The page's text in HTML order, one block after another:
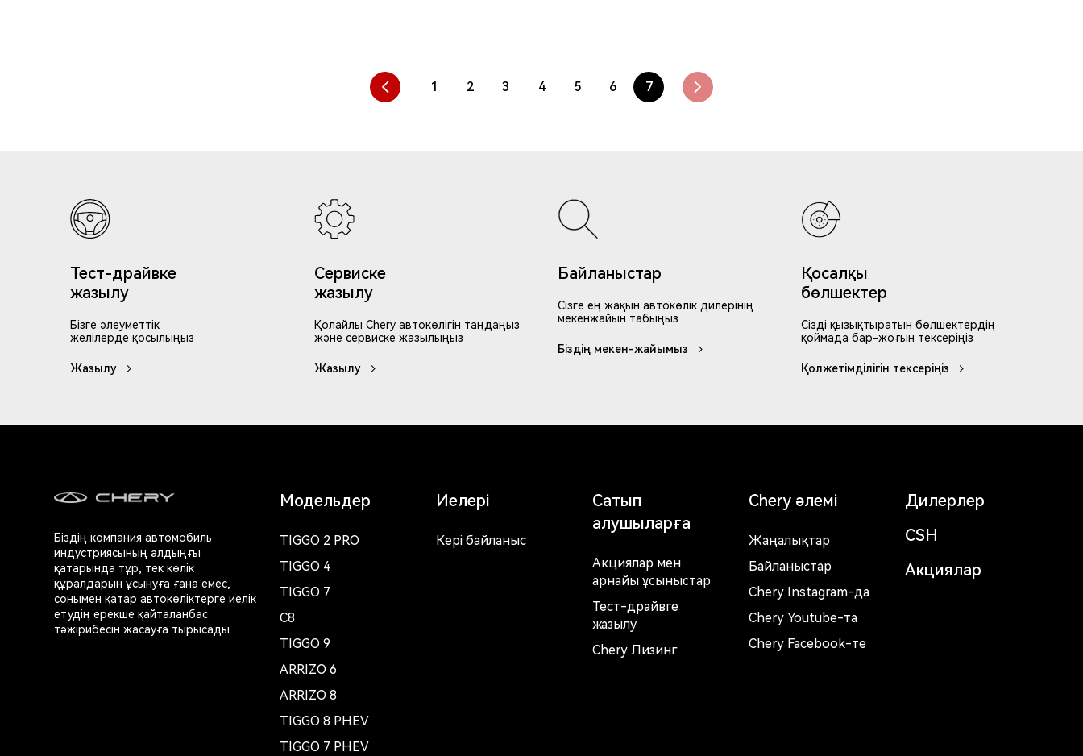
1 2 3 4 5 6 7
Тест-драйвке
жазылу
Бізге әлеуметтік
желілерде қосылыңыз
Жазылу
Сервиске
жазылу
Қолайлы Chery автокөлігін таңдаңыз
және сервиске жазылыңыз
Жазылу
Байланыстар
Сізге ең жақын автокөлік дилерінің
мекенжайын табыңыз
Біздің мекен-жайымыз
Қосалқы
бөлшектер
Сізді қызықтыратын бөлшектердің
қоймада бар-жоғын тексеріңіз
Қолжетімділігін тексеріңіз
Біздің компания автомобиль
индустриясының алдыңғы
қатарында тұр, тек көлік
құралдарын ұсынуға ғана емес,
сонымен қатар автокөліктерге иелік
етудің ерекше қайталанбас
тәжірибесін жасауға тырысады.
Модельдер
TIGGO 2 PRO
TIGGO 4
TIGGO 7
C8
TIGGO 9
ARRIZO 6
ARRIZO 8
TIGGO 8 PHEV
TIGGO 7 PHEV
Иелері
Кері байланыс
Сатып
алушыларға
Акциялар мен
арнайы ұсыныстар
Тест-драйвге
жазылу
Chery Лизинг
Chery әлемі
Жаңалықтар
Байланыстар
Chery Instagram-да
Chery Youtube-та
Chery Facebook-те
Дилерлер
CSH
Акциялар
Өтінім қалдыру